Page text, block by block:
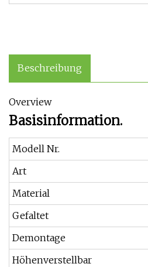
Beschreibung
Overview
Basisinformation.
Modell Nr.
Art
Material
Gefaltet
Demontage
Höhenverstellbar